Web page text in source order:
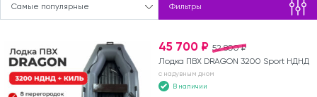
Самые популярные Фильтры
52 800 ₽
45 700 ₽
Лодка ПВХ DRAGON 3200 Sport НДНД
с надувным дном
В наличии